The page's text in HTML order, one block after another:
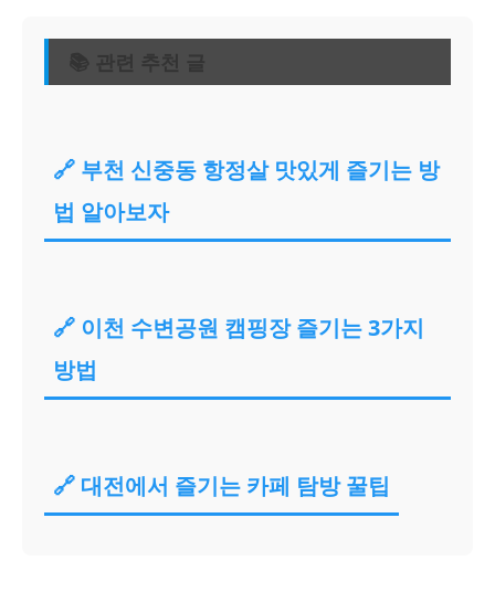
📚 관련 추천 글
🔗 부천 신중동 항정살 맛있게 즐기는 방
법 알아보자
🔗 이천 수변공원 캠핑장 즐기는 3가지
방법
🔗 대전에서 즐기는 카페 탐방 꿀팁